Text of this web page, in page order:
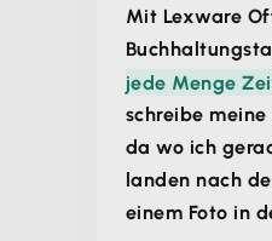
Mit Lexware
jede Menge
schreibe
da wo ich
landen nach
einem Foto in